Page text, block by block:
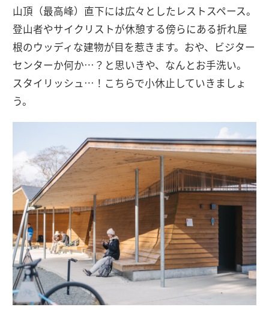
山頂（最高峰）直下には広々としたレストスペース。
登山者やサイクリストが休憩する傍らにある折れ屋
根のウッディな建物が目を惹きます。おや、ビジター
センターか何か…？と思いきや、なんとお手洗い。
スタイリッシュ…！こちらで小休止していきましょ
う。